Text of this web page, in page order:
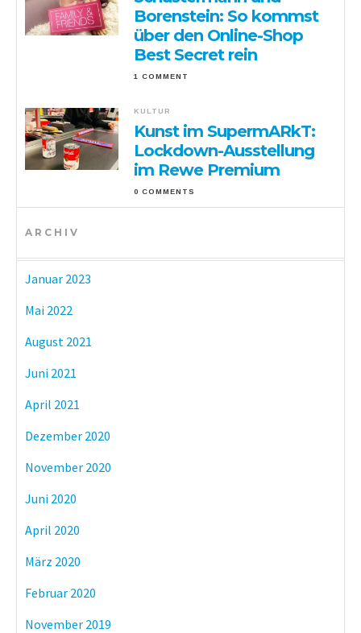
Borenstein: So kommst
über den Online-Shop
Best Secret rein
1 COMMENT
KULTUR
Kunst im SupermARkT:
Lockdown-Ausstellung
im Rewe Premium
0 COMMENTS
ARCHIV
Januar 2023
Mai 2022
August 2021
Juni 2021
April 2021
Dezember 2020
November 2020
Juni 2020
April 2020
März 2020
Februar 2020
November 2019